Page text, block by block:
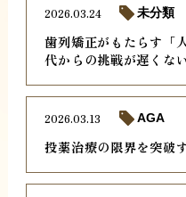
歯列矯正がもたらす「
代からの挑戦が遅くな
2026.03.24 未分類
投薬治療の限界を突破
2026.03.13 AGA